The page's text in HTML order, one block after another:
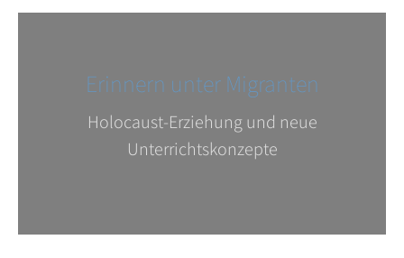
Erinnern unter Migranten
Holocaust-Erziehung und neue
Unterrichtskonzepte